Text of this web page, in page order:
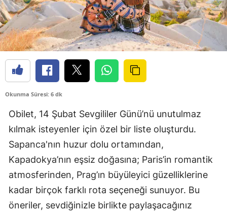
Okunma Süresi: 6 dk
Obilet, 14 Şubat Sevgililer Günü’nü unutulmaz
kılmak isteyenler için özel bir liste oluşturdu.
Sapanca'nın huzur dolu ortamından,
Kapadokya’nın eşsiz doğasına; Paris’in romantik
atmosferinden, Prag’ın büyüleyici güzelliklerine
kadar birçok farklı rota seçeneği sunuyor. Bu
öneriler, sevdiğinizle birlikte paylaşacağınız